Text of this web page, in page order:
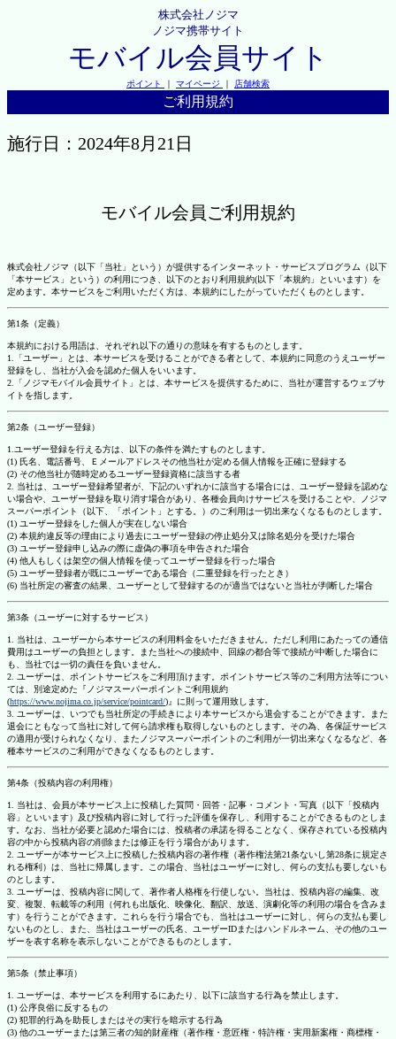
株式会社ノジマ
ノジマ携帯サイト
モバイル会員サイト
ポイント ｜ マイページ ｜ 店舗検索
ご利用規約
施行日：2024年8月21日
モバイル会員ご利用規約
株式会社ノジマ（以下「当社」という）が提供するインターネット・サービスプログラム（以下
「本サービス」という）の利用につき、以下のとおり利用規約(以下「本規約」といいます）を
定めます。本サービスをご利用いただく方は、本規約にしたがっていただくものとします。
第1条（定義）
本規約における用語は、それぞれ以下の通りの意味を有するものとします。
1.「ユーザー」とは、本サービスを受けることができる者として、本規約に同意のうえユーザー
登録をし、当社が入会を認めた個人をいいます。
2.「ノジマモバイル会員サイト」とは、本サービスを提供するために、当社が運営するウェブサ
イトを指します。
第2条（ユーザー登録）
1.ユーザー登録を行える方は、以下の条件を満たすものとします。
(1) 氏名、電話番号、Ｅメールアドレスその他当社が定める個人情報を正確に登録する
(2) その他当社が随時定めるユーザー登録資格に該当する者
2. 当社は、ユーザー登録希望者が、下記のいずれかに該当する場合には、ユーザー登録を認めな
い場合や、ユーザー登録を取り消す場合があり、各種会員向けサービスを受けることや、ノジマ
スーパーポイント（以下、「ポイント」とする。）のご利用は一切出来なくなるものとします。
(1) ユーザー登録をした個人が実在しない場合
(2) 本規約違反等の理由により過去にユーザー登録の停止処分又は除名処分を受けた場合
(3) ユーザー登録申し込みの際に虚偽の事項を申告された場合
(4) 他人もしくは架空の個人情報を使ってユーザー登録を行った場合
(5) ユーザー登録者が既にユーザーである場合（二重登録を行ったとき）
(6) 当社所定の審査の結果、ユーザーとして登録するのが適当ではないと当社が判断した場合
第3条（ユーザーに対するサービス）
1. 当社は、ユーザーから本サービスの利用料金をいただきません。ただし利用にあたっての通信
費用はユーザーの負担とします。また当社への接続中、回線の都合等で接続が中断した場合に
も、当社では一切の責任を負いません。
2. ユーザーは、ポイントサービスをご利用頂けます。ポイントサービス等のご利用方法等につい
ては、別途定めた『ノジマスーパーポイントご利用規約
(https://www.nojima.co.jp/service/pointcard/)』に則って運用致します。
3. ユーザーは、いつでも当社所定の手続きにより本サービスから退会することができます。また
退会にともなって当社に対して何ら請求権も取得しないものとします。その為、各保証サービス
の適用が受けられなくなり、またノジマスーパーポイントのご利用が一切出来なくなるなど、各
種本サービスのご利用ができなくなるものとします。
第4条（投稿内容の利用権）
1. 当社は、会員が本サービス上に投稿した質問・回答・記事・コメント・写真（以下「投稿内
容」といいます）及び投稿内容に対して行った評価を保存し、利用することができるものとしま
す。なお、当社が必要と認めた場合には、投稿者の承諾を得ることなく、保存されている投稿内
容の中から投稿内容の削除または修正を行う場合があります。
2. ユーザーが本サービス上に投稿した投稿内容の著作権（著作権法第21条ないし第28条に規定さ
れる権利）は、当社に帰属します。この場合、当社はユーザーに対し、何らの支払も要しないも
のとします。
3. ユーザーは、投稿内容に関して、著作者人格権を行使しない。当社は、投稿内容の編集、改
変、複製、転載等の利用（何れも出版化、映像化、翻訳、放送、演劇化等の利用の場合を含みま
す）を行うことができます。これらを行う場合でも、当社はユーザーに対し、何らの支払も要し
ないものとし、また、当社はユーザーの氏名、ユーザーIDまたはハンドルネーム、その他のユー
ザーを表す名称を表示しないことができるものとします。
第5条（禁止事項）
1. ユーザーは、本サービスを利用するにあたり、以下に該当する行為を禁止します。
(1) 公序良俗に反するもの
(2) 犯罪的行為を助長しまたはその実行を暗示する行為
(3) 他のユーザーまたは第三者の知的財産権（著作権・意匠権・特許権・実用新案権・商標権・